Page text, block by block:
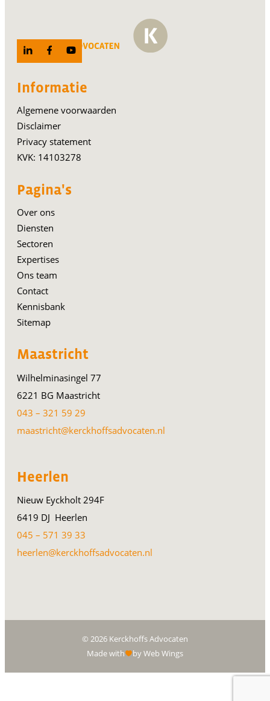
Informatie
Algemene voorwaarden
Disclaimer
Privacy statement
KVK: 14103278
Pagina's
Over ons
Diensten
Sectoren
Expertises
Ons team
Contact
Kennisbank
Sitemap
Maastricht
Wilhelminasingel 77
6221 BG Maastricht
043 – 321 59 29
maastricht@kerckhoffsadvocaten.nl
Heerlen
Nieuw Eyckholt 294F
6419 DJ Heerlen
045 – 571 39 33
heerlen@kerckhoffsadvocaten.nl
© 2026 Kerckhoffs Advocaten
Made with
by Web Wings